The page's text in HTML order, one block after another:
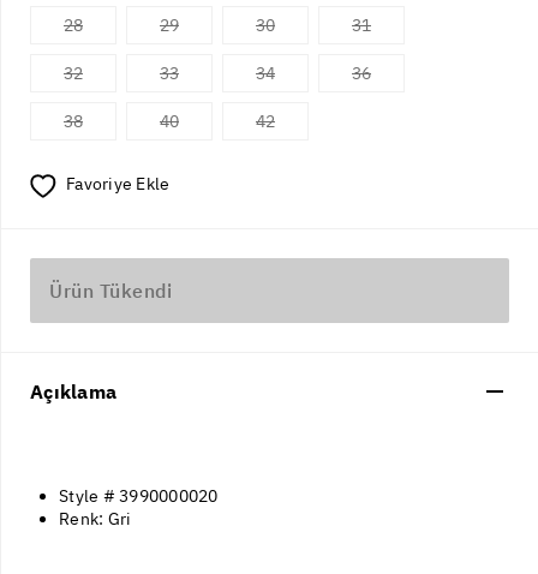
28 29 30 31
32 33 34 36
38 40 42
Favoriye Ekle
Ürün Tükendi
Açıklama
Style # 3990000020
Renk: Gri